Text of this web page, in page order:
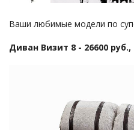
Ваши любимые модели по
Диван Визит 8 - 26600